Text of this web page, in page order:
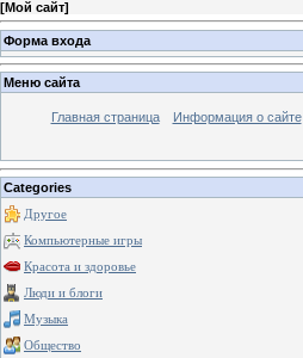
[Мой сайт]
Форма входа
Меню сайта
Главная страница Информация о сайте
Categories
Другое
Компьютерные игры
Красота и здоровье
Люди и блоги
Музыка
Общество